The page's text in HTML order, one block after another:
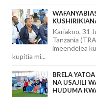
Kariakoo, 31
Tanzania
imeendelea
kupitia mi...
BRELA
NA USAJILI
HUDUMA